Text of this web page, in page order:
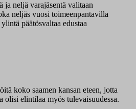
ja neljä varajäsentä valitaan
neljäs vuosi toimeenpantavilla
päätösvaltaa edustaa
koko saamen kansan eteen, jotta
elintilaa myös tulevaisuudessa.